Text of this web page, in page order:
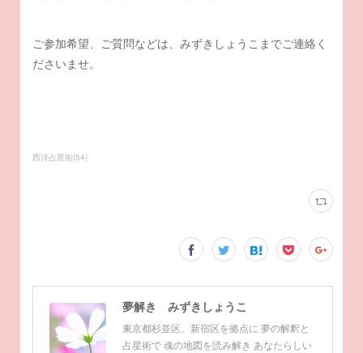
ご参加希望、ご質問などは、みずきしょうこまでご連絡く
ださいませ。
西洋占星術(54)
夢解き みずきしょうこ
東京都杉並区、新宿区を拠点に 夢の解釈と
占星術で 魂の地図を読み解き あなたらしい